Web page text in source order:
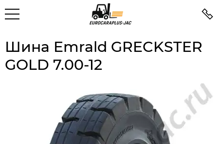
Шина Emrald GRECKSTER
GOLD 7.00-12